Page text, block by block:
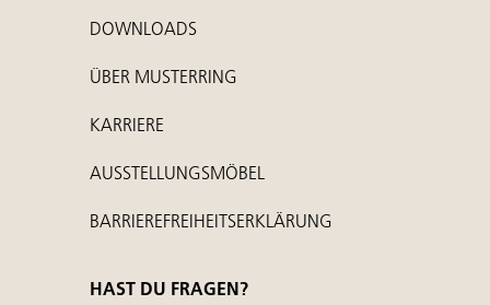
DOWNLOADS
ÜBER MUSTERRING
KARRIERE
AUSSTELLUNGSMÖBEL
BARRIEREFREIHEITSERKLÄRUNG
HAST DU FRAGEN?